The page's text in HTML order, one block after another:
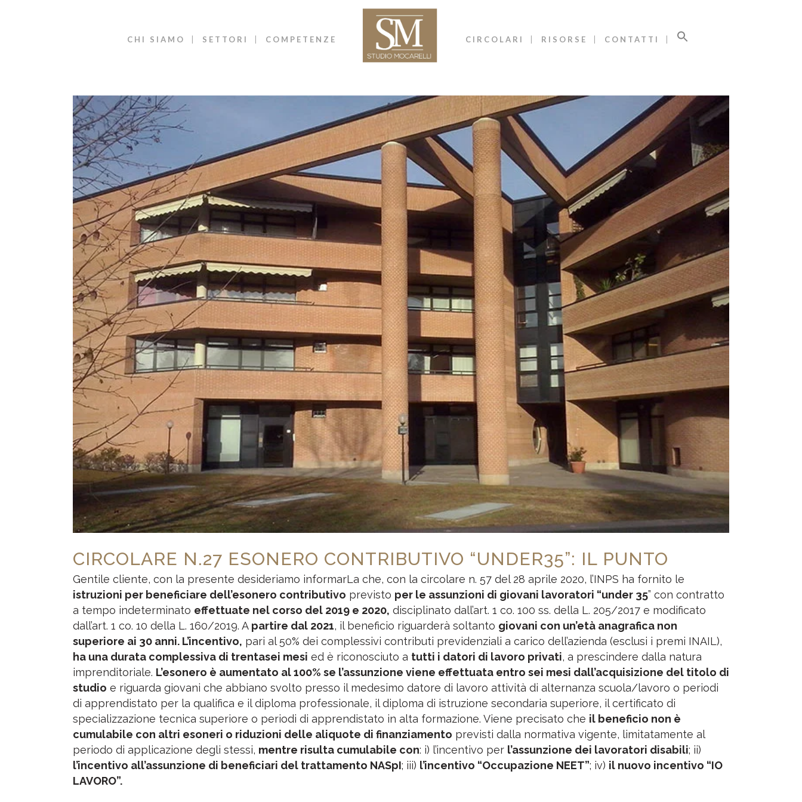
CHI SIAMO SETTORI COMPETENZE CIRCOLARI RISORSE CONTATTI
CIRCOLARE N.27 ESONERO CONTRIBUTIVO “UNDER35”: IL PUNTO
Gentile cliente, con la presente desideriamo informarLa che, con la circolare n. 57 del 28 aprile 2020, l’INPS ha fornito le
istruzioni per beneficiare dell’esonero contributivo previsto per le assunzioni di giovani lavoratori “under 35” con contratto
a tempo indeterminato effettuate nel corso del 2019 e 2020, disciplinato dall’art. 1 co. 100 ss. della L. 205/2017 e modificato
dall’art. 1 co. 10 della L. 160/2019. A partire dal 2021, il beneficio riguarderà soltanto giovani con un’età anagrafica non
superiore ai 30 anni. L’incentivo, pari al 50% dei complessivi contributi previdenziali a carico dell’azienda (esclusi i premi INAIL),
ha una durata complessiva di trentasei mesi ed è riconosciuto a tutti i datori di lavoro privati, a prescindere dalla natura
imprenditoriale. L’esonero è aumentato al 100% se l’assunzione viene effettuata entro sei mesi dall’acquisizione del titolo di
studio e riguarda giovani che abbiano svolto presso il medesimo datore di lavoro attività di alternanza scuola/lavoro o periodi
di apprendistato per la qualifica e il diploma professionale, il diploma di istruzione secondaria superiore, il certificato di
specializzazione tecnica superiore o periodi di apprendistato in alta formazione. Viene precisato che il beneficio non è
cumulabile con altri esoneri o riduzioni delle aliquote di finanziamento previsti dalla normativa vigente, limitatamente al
periodo di applicazione degli stessi, mentre risulta cumulabile con: i) l’incentivo per l’assunzione dei lavoratori disabili; ii)
l’incentivo all’assunzione di beneficiari del trattamento NASpI; iii) l’incentivo “Occupazione NEET”; iv) il nuovo incentivo “IO
LAVORO”.